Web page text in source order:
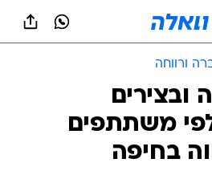
ורווחה
ובצירים
משתתפים
בחיפה